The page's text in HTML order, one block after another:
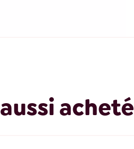
aussi acheté